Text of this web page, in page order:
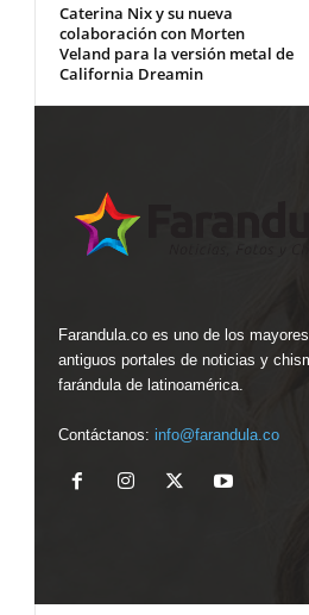
Caterina Nix y su nueva
colaboración con Morten
Veland para la versión metal de
California Dreamin
Farandula.co es uno de los
antiguos portales de noticias y
farándula de latinoamérica.
Contáctanos: info@farandula.co